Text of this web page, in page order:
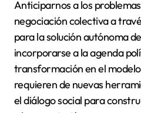
Anticiparnos a los
negociación colectiva a
para la solución autónoma
incorporarse a la agenda
transformación en el
requieren de nuevas
el diálogo social para